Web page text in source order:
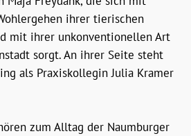
ihrer tierischen
mit ihrer unkonventionellen Art
sorgt. An ihrer Seite steht
als Praxiskollegin Julia Kramer
zum Alltag der Naumburger